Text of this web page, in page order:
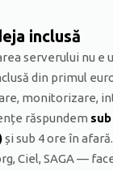
inclusă
serverului nu e
din primul
monitorizare,
răspundem
și sub 4 ore în
Ciel, SAGA —